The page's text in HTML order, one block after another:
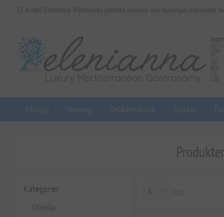
13 år med Elenianna: Prisbelönta grekiska olivoljor och honungar, levererade
Olivolja Honung Delikatessbutik Drycker
Kategorier
Olivolja